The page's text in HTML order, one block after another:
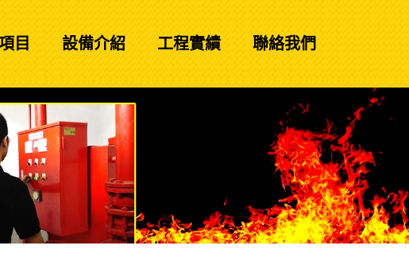
目 設備介紹 工程實績 聯絡我們